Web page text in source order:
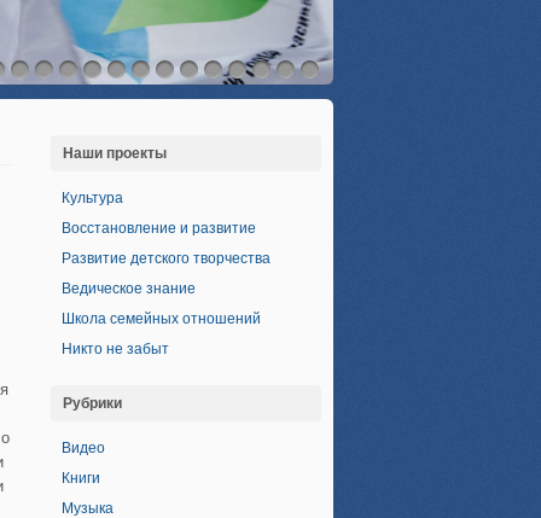
Наши проекты
Культура
Восстановление и развитие
Развитие детского творчества
Ведическое знание
Школа семейных отношений
Никто не забыт
Рубрики
Видео
Книги
Музыка